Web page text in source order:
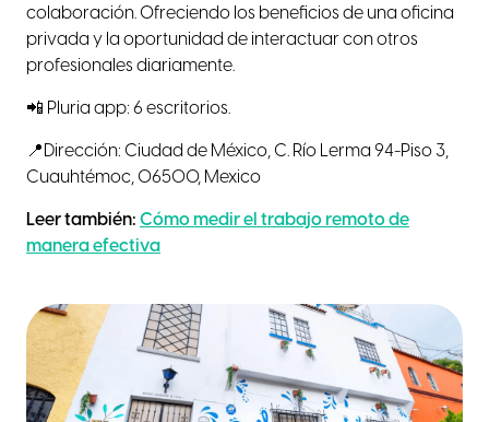
colaboración. Ofreciendo los beneficios de una oficina
privada y la oportunidad de interactuar con otros
profesionales diariamente.
📲 Pluria app: 6 escritorios.
📍Dirección: Ciudad de México, C. Río Lerma 94-Piso 3,
Cuauhtémoc, 06500, Mexico
Leer también: Cómo medir el trabajo remoto de
manera efectiva